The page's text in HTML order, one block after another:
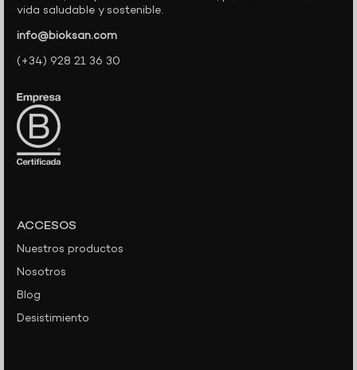
vida saludable y sostenible.
info@bioksan.com
(+34) 928 21 36 30
ACCESOS
Nuestros productos
Nosotros
Blog
Desistimiento